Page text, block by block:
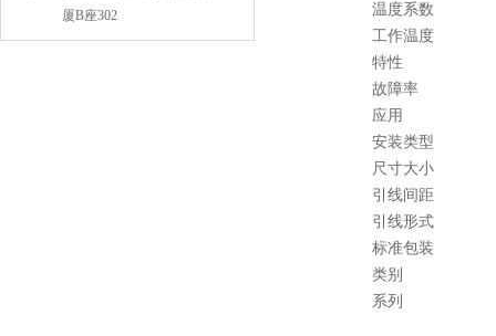
厦B座302
温度系数
工作温度
特性
故障率
应用
安装类型
尺寸大小
引线间距
引线形式
标准包装
类别
系列